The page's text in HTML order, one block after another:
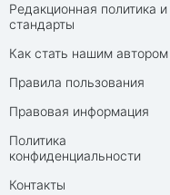
Редакционная политика и
стандарты
Как стать нашим автором
Правила пользования
Правовая информация
Политика
конфиденциальности
Контакты